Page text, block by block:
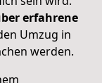
erfahrene
Umzug in
werden.